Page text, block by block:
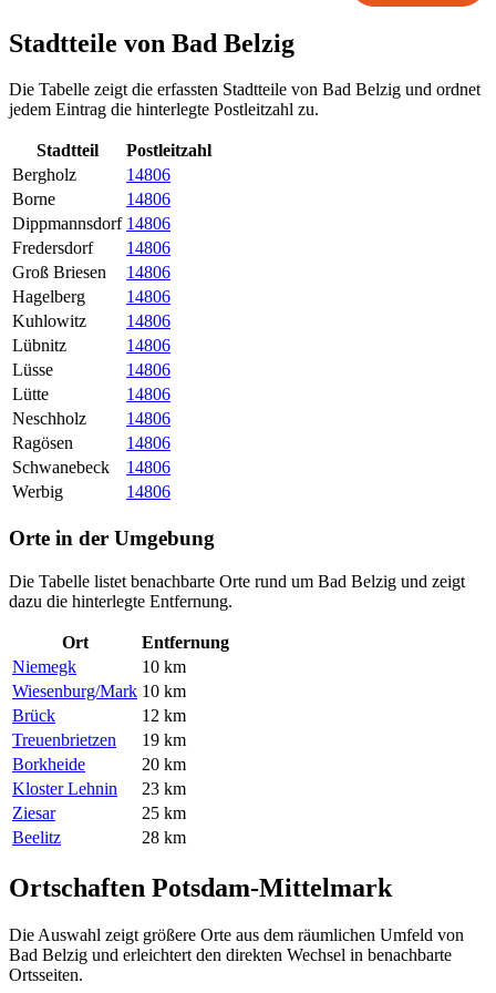
Stadtteile von Bad Belzig
Die Tabelle zeigt die erfassten Stadtteile von Bad Belzig und ordnet
jedem Eintrag die hinterlegte Postleitzahl zu.
Stadtteil
Postleitzahl
Bergholz
14806
Borne
14806
Dippmannsdorf 14806
Fredersdorf
14806
Groß Briesen
14806
Hagelberg
14806
Kuhlowitz
14806
Lübnitz
14806
Lüsse
14806
Lütte
14806
Neschholz
14806
Ragösen
14806
Schwanebeck
14806
Werbig
14806
Orte in der Umgebung
Die Tabelle listet benachbarte Orte rund um Bad Belzig und zeigt
dazu die hinterlegte Entfernung.
Ort
Entfernung
Niemegk
10 km
Wiesenburg/Mark 10 km
Brück
12 km
Treuenbrietzen
19 km
Borkheide
20 km
Kloster Lehnin
23 km
Ziesar
25 km
Beelitz
28 km
Ortschaften Potsdam-Mittelmark
Die Auswahl zeigt größere Orte aus dem räumlichen Umfeld von
Bad Belzig und erleichtert den direkten Wechsel in benachbarte
Ortsseiten.